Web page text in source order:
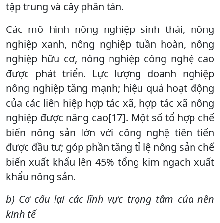
tập trung và cây phân tán.
Các mô hình nông nghiệp sinh thái, nông
nghiệp xanh, nông nghiệp tuần hoàn, nông
nghiệp hữu cơ, nông nghiệp công nghệ cao
được phát triển. Lực lượng doanh nghiệp
nông nghiệp tăng mạnh; hiệu quả hoạt động
của các liên hiệp hợp tác xã, hợp tác xã nông
nghiệp được nâng cao[17]. Một số tổ hợp chế
biến nông sản lớn với công nghệ tiên tiến
được đầu tư; góp phần tăng tỉ lệ nông sản chế
biến xuất khẩu lên 45% tổng kim ngạch xuất
khẩu nông sản.
b) Cơ cấu lại các lĩnh vực trọng tâm của nền
kinh tế